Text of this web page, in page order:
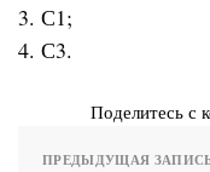
3. С1;
4. С3.
Поделитесь с
ПРЕДЫДУЩАЯ